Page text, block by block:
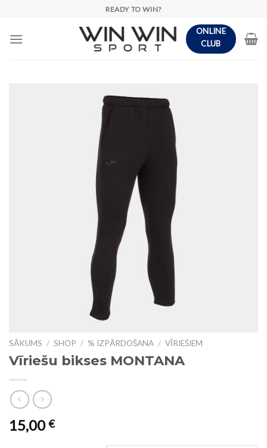
content
READY TO WIN?
ONLINE
CLUB
SĀKUMS / SHOP / % IZPĀRDOŠANA / VĪRIEŠIEM
Vīriešu bikses MONTANA
15,00€